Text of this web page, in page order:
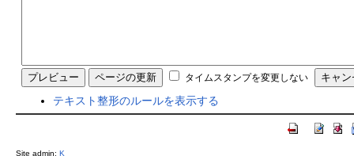
タイムスタンプを変更しない
テキスト整形のルールを表示する
Site admin: K